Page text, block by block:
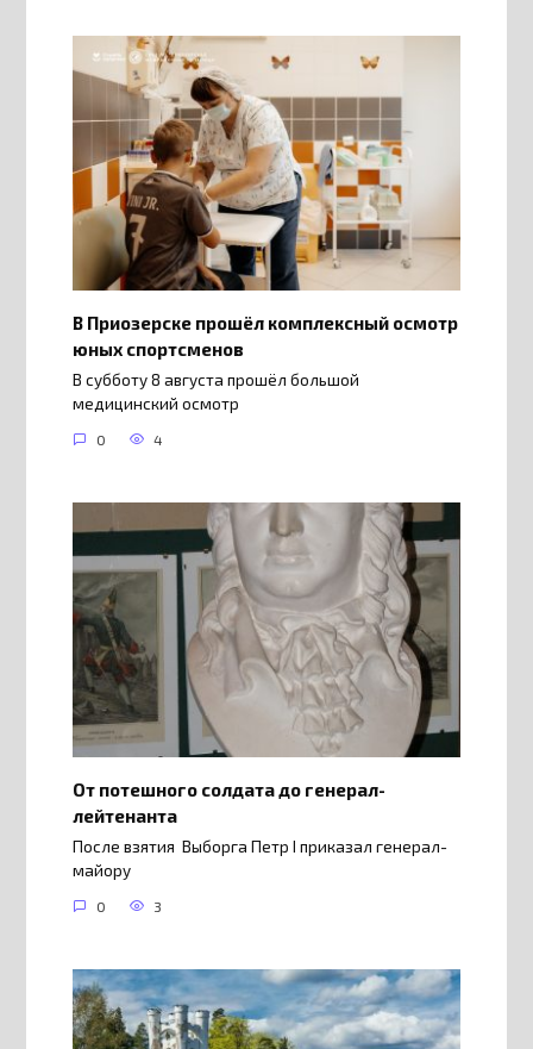
В Приозерске прошёл комплексный осмотр
юных спортсменов
В субботу 8 августа прошёл большой
медицинский осмотр
0 4
От потешного солдата до генерал-
лейтенанта
После взятия Выборга Петр I приказал генерал-
майору
0 3